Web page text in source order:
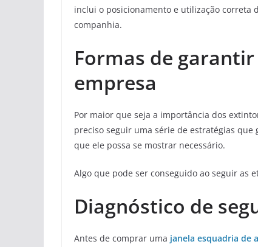
inclui o posicionamento e utilização correta
companhia.
Formas de
empresa
Por maior que seja a importância dos
preciso seguir uma série de estratégias
que ele possa se mostrar necessário.
Algo que pode ser conseguido ao seguir as
Diagnóstico de
Antes de comprar uma janela esquadria de